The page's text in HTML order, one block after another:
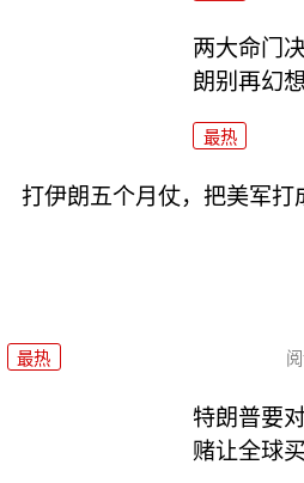
两大命门
朗别再幻想
最热
打伊朗五个月仗，把美军打
最热
特朗普要
赌让全球